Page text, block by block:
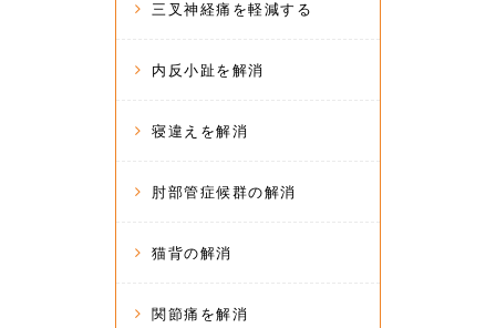
三叉神経痛を軽減する
内反小趾を解消
寝違えを解消
肘部管症候群の解消
猫背の解消
関節痛を解消